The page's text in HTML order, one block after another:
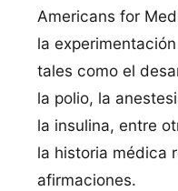
Americans for
la
tales como el
la polio, la
la insulina, entre
la historia médica
afirmaciones.